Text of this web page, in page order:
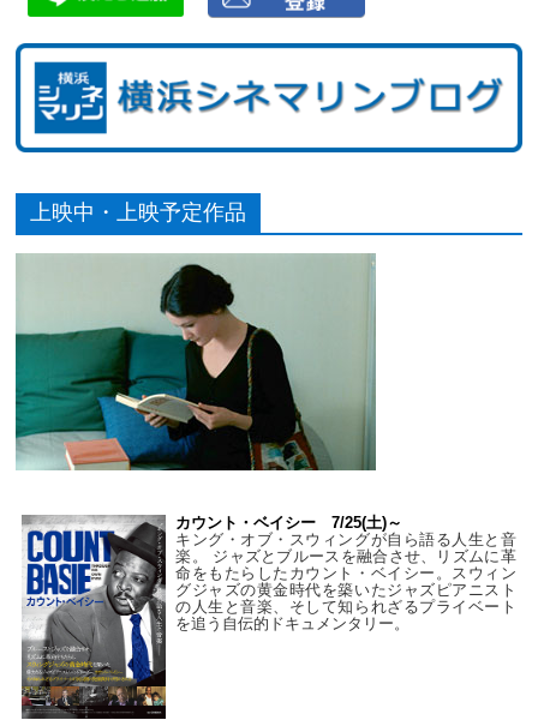
上映中・上映予定作品
カウント・ベイシー 7/25(土)～
キング・オブ・スウィングが自ら語る人生と音
楽。 ジャズとブルースを融合させ、リズムに革
命をもたらしたカウント・ベイシー。スウィン
グジャズの黄金時代を築いたジャズピアニスト
の人生と音楽、そして知られざるプライベート
を追う自伝的ドキュメンタリー。